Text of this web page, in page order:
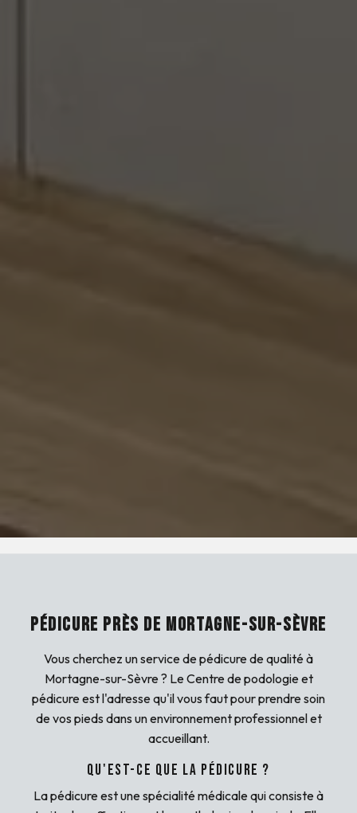
PÉDICURE PRÈS DE MORTAGNE-SUR-SÈVRE
Vous cherchez un service de pédicure de qualité à
Mortagne-sur-Sèvre ? Le Centre de podologie et
pédicure est l'adresse qu'il vous faut pour prendre soin
de vos pieds dans un environnement professionnel et
accueillant.
Qu'est-ce que la pédicure ?
La pédicure est une spécialité médicale qui consiste à